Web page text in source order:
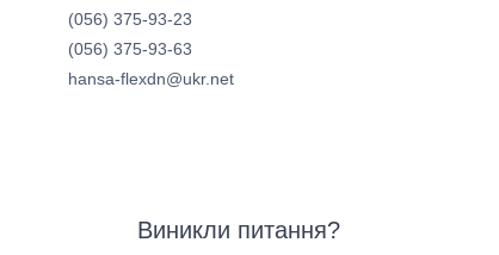
(056) 375-93-23
(056) 375-93-63
hansa-flexdn@ukr.net
Виникли питання?